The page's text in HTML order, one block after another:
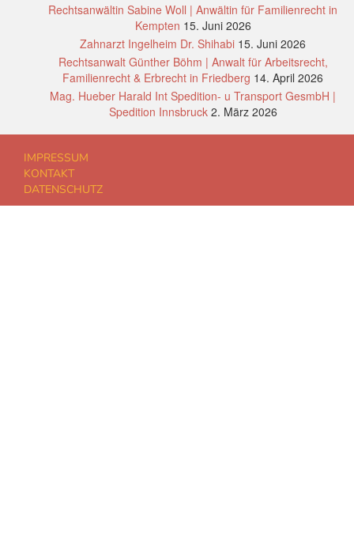
Rechtsanwältin Sabine Woll | Anwältin für Familienrecht in
Kempten 15. Juni 2026
Zahnarzt Ingelheim Dr. Shihabi 15. Juni 2026
Rechtsanwalt Günther Böhm | Anwalt für Arbeitsrecht,
Familienrecht & Erbrecht in Friedberg 14. April 2026
Mag. Hueber Harald Int Spedition- u Transport GesmbH |
Spedition Innsbruck 2. März 2026
IMPRESSUM
KONTAKT
DATENSCHUTZ